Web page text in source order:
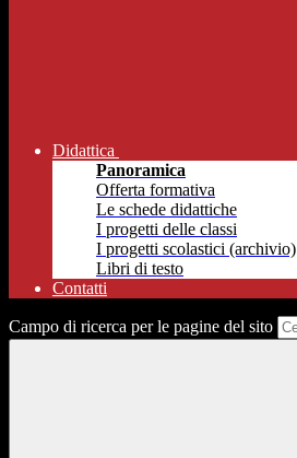
Didattica
Panoramica
Offerta formativa
Le schede didattiche
I progetti delle classi
I progetti scolastici (archivio)
Libri di testo
Contatti
Campo di ricerca per le pagine del sito